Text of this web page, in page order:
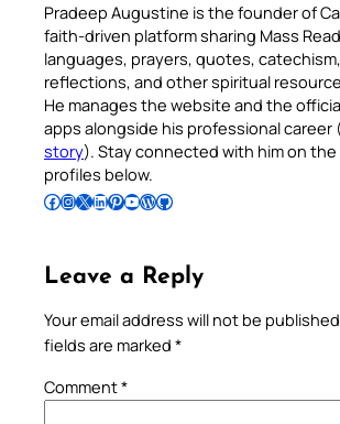
Pradeep Augustine is the founder of
faith-driven platform sharing Mass
languages, prayers, quotes,
reflections, and other spiritual
He manages the website and the
apps alongside his professional career
story). Stay connected with him on the
profiles below.
Follow Pradeep on Facebook Follow Pradeep on InstagramFollow Pradeep on X Follow Pradeep on LinkedIn Follow Pradeep on Pinterest Subscribe to Pradeep’s Youtube Channel Follow Pradeep on WordPress Follow Pradeep on GitHub
Leave a Reply
Your email address will not be
fields are marked *
Comment*